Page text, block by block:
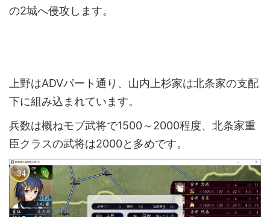
の2城へ侵攻します。
上野はADVパート通り、山内上杉家は北条家の支配
下に組み込まれています。
兵数は概ねモブ武将で1500～2000程度、北条家重
臣クラスの武将は2000と多めです。